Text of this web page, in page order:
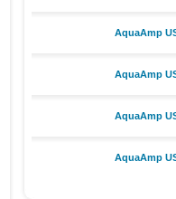
AquaAmp
AquaAmp
AquaAmp
AquaAmp